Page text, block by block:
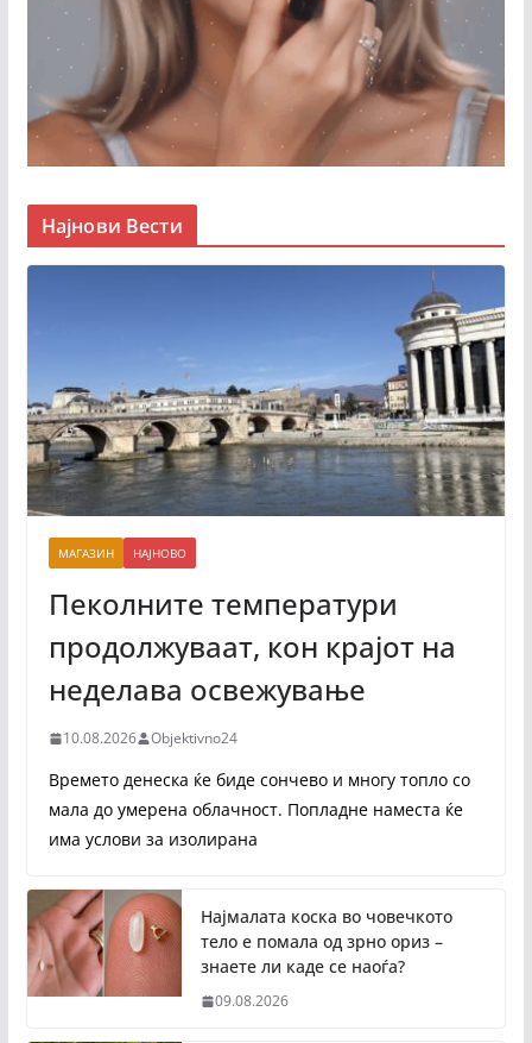
Најнови Вести
МАГАЗИН НАЈНОВО
Пеколните температури
продолжуваат, кон крајот на
неделава освежување
10.08.2026 Objektivno24
Времето денеска ќе биде сончево и многу топло со
мала до умерена облачност. Попладне наместа ќе
има услови за изолирана
Најмалата коска во човечкото
тело е помала од зрно ориз –
знаете ли каде се наоѓа?
09.08.2026